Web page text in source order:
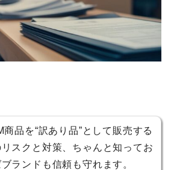
商品を“訳あり品”として販売する
リスクと対策、ちゃんと知ってお
ランドも信頼も守れます。